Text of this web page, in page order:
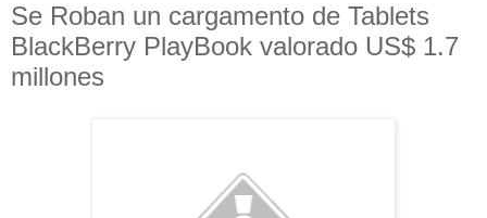
Se Roban un cargamento de Tablets
BlackBerry PlayBook valorado US$ 1.7
millones